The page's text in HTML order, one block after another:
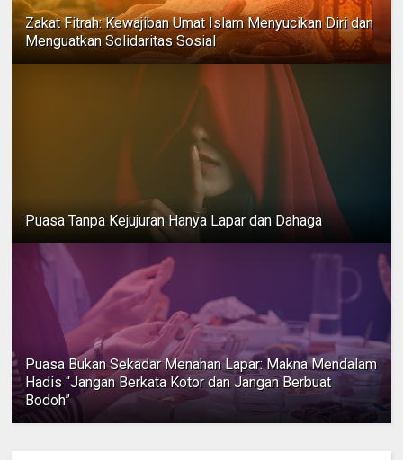
Zakat Fitrah: Kewajiban Umat Islam Menyucikan Diri dan
Menguatkan Solidaritas Sosial
Puasa Tanpa Kejujuran Hanya Lapar dan Dahaga
Puasa Bukan Sekadar Menahan Lapar: Makna Mendalam
Hadis “Jangan Berkata Kotor dan Jangan Berbuat
Bodoh”